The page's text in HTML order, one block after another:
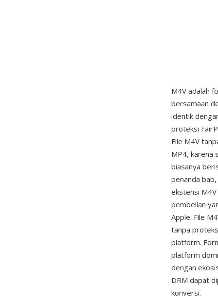
M4V adalah
bersamaan
identik
proteksi
File M4V
MP4, karena
biasanya
penanda
ekstensi
pembelian
Apple. File
tanpa
platform.
platform
dengan
DRM dapat
konversi.